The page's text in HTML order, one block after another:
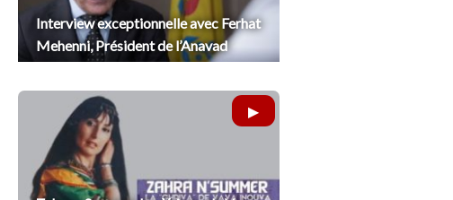
Interview exceptionnelle avec Ferhat
Mehenni, Président de l’Anavad